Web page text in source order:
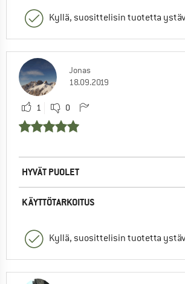
Kyllä, suosittelisin tuotetta
Jonas
18.09.2019
1 0
HYVÄT PUOLET
KÄYTTÖTARKOITUS
Kyllä, suosittelisin tuotetta